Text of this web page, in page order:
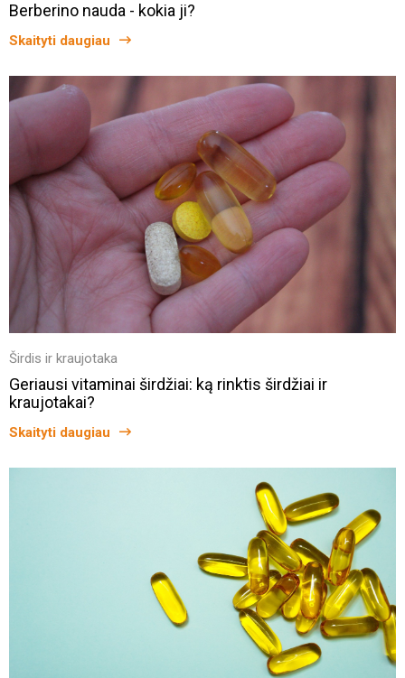
Berberino nauda - kokia ji?
Skaityti daugiau
Širdis ir kraujotaka
Geriausi vitaminai širdžiai: ką rinktis širdžiai ir
kraujotakai?
Skaityti daugiau